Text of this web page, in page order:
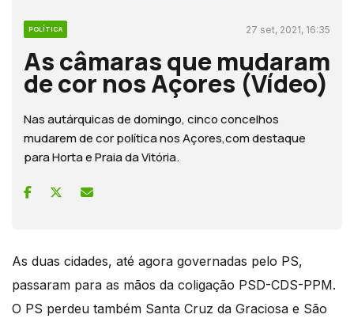
POLÍTICA 27 set, 2021, 16:35
As câmaras que mudaram
de cor nos Açores (Vídeo)
Nas autárquicas de domingo, cinco concelhos
mudarem de cor política nos Açores,com destaque
para Horta e Praia da Vitória.
As duas cidades, até agora governadas pelo PS,
passaram para as mãos da coligação PSD-CDS-PPM.
O PS perdeu também Santa Cruz da Graciosa e São